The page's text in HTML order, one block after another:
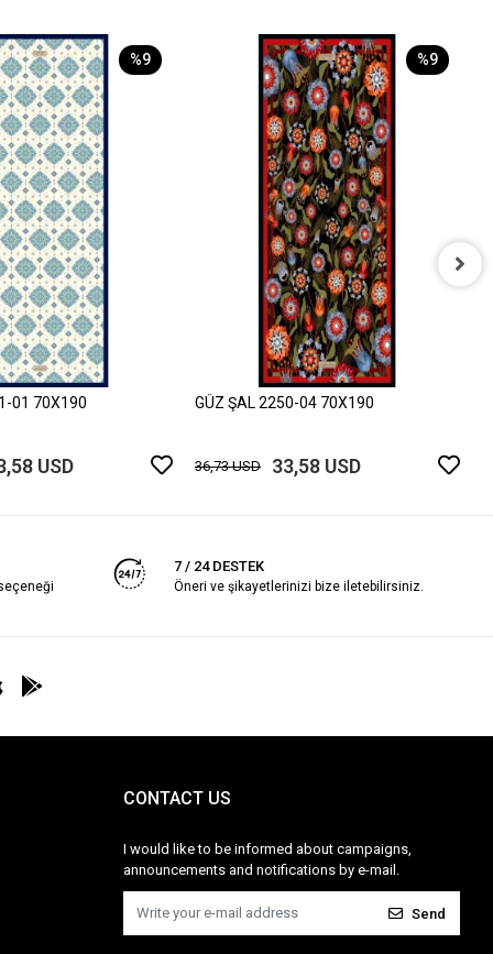
%9
01 70X190
USD
%9
GÜZ ŞAL 2250-04 70X190
36,73 USD 33,58 USD
7 / 24 DESTEK
Öneri ve şikayetlerinizi bize iletebilirsiniz.
CONTACT US
I would like to be informed about campaigns,
announcements and notifications by e-mail.
Send